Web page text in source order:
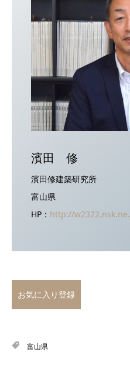
濱田 修
濱田修建築研究所
富山県
HP： http://
お気に入り登録
富山県